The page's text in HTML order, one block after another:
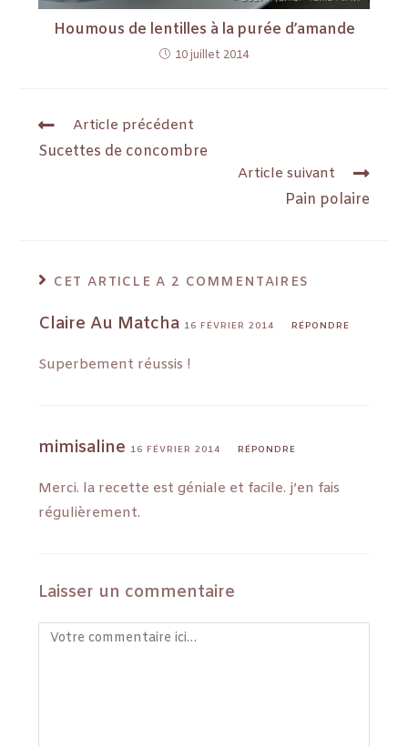
Houmous de lentilles à la purée d’amande
10 juillet 2014
Article précédent
Sucettes de concombre
Article suivant
Pain polaire
CET ARTICLE A 2 COMMENTAIRES
Claire Au Matcha 16 FÉVRIER 2014 RÉPONDRE
Superbement réussis !
mimisaline 16 FÉVRIER 2014 RÉPONDRE
Merci. la recette est géniale et facile. j’en fais
régulièrement.
Laisser un commentaire